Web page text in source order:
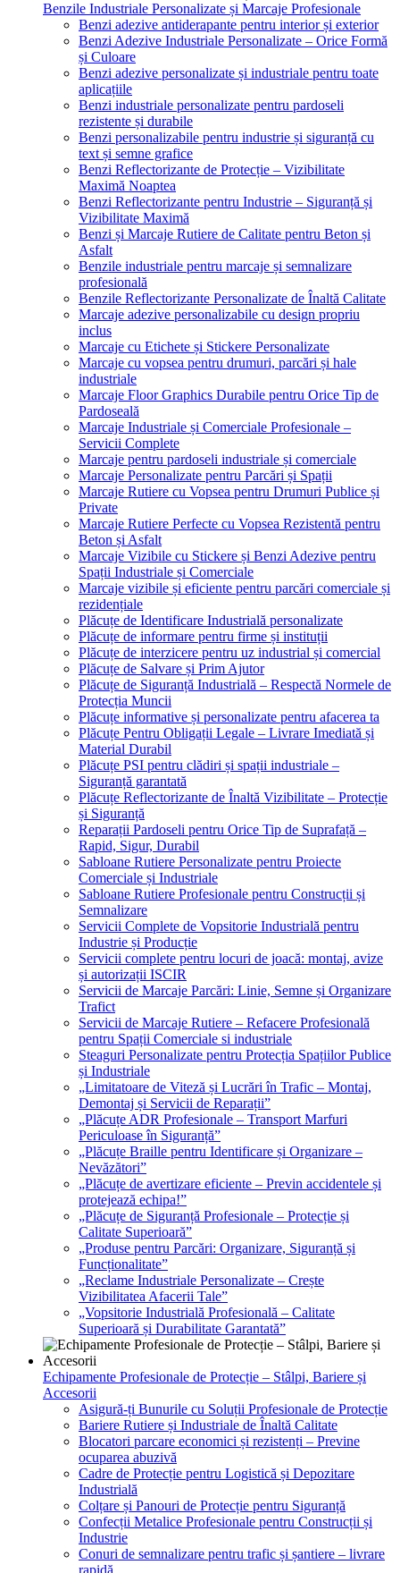
Benzile Industriale Personalizate și Marcaje Profesionale
Benzi adezive antiderapante pentru interior și exterior
Benzi Adezive Industriale Personalizate – Orice Formă
și Culoare
Benzi adezive personalizate și industriale pentru toate
aplicațiile
Benzi industriale personalizate pentru pardoseli
rezistente și durabile
Benzi personalizabile pentru industrie și siguranță cu
text și semne grafice
Benzi Reflectorizante de Protecție – Vizibilitate
Maximă Noaptea
Benzi Reflectorizante pentru Industrie – Siguranță și
Vizibilitate Maximă
Benzi și Marcaje Rutiere de Calitate pentru Beton și
Asfalt
Benzile industriale pentru marcaje și semnalizare
profesională
Benzile Reflectorizante Personalizate de Înaltă Calitate
Marcaje adezive personalizabile cu design propriu
inclus
Marcaje cu Etichete și Stickere Personalizate
Marcaje cu vopsea pentru drumuri, parcări și hale
industriale
Marcaje Floor Graphics Durabile pentru Orice Tip de
Pardoseală
Marcaje Industriale și Comerciale Profesionale –
Servicii Complete
Marcaje pentru pardoseli industriale și comerciale
Marcaje Personalizate pentru Parcări și Spații
Marcaje Rutiere cu Vopsea pentru Drumuri Publice și
Private
Marcaje Rutiere Perfecte cu Vopsea Rezistentă pentru
Beton și Asfalt
Marcaje Vizibile cu Stickere și Benzi Adezive pentru
Spații Industriale și Comerciale
Marcaje vizibile și eficiente pentru parcări comerciale și
rezidențiale
Plăcuțe de Identificare Industrială personalizate
Plăcuțe de informare pentru firme și instituții
Plăcuțe de interzicere pentru uz industrial și comercial
Plăcuțe de Salvare și Prim Ajutor
Plăcuțe de Siguranță Industrială – Respectă Normele de
Protecția Muncii
Plăcuțe informative și personalizate pentru afacerea ta
Plăcuțe Pentru Obligații Legale – Livrare Imediată și
Material Durabil
Plăcuțe PSI pentru clădiri și spații industriale –
Siguranță garantată
Plăcuțe Reflectorizante de Înaltă Vizibilitate – Protecție
și Siguranță
Reparații Pardoseli pentru Orice Tip de Suprafață –
Rapid, Sigur, Durabil
Sabloane Rutiere Personalizate pentru Proiecte
Comerciale și Industriale
Sabloane Rutiere Profesionale pentru Construcții și
Semnalizare
Servicii Complete de Vopsitorie Industrială pentru
Industrie și Producție
Servicii complete pentru locuri de joacă: montaj, avize
și autorizații ISCIR
Servicii de Marcaje Parcări: Linie, Semne și Organizare
Trafict
Servicii de Marcaje Rutiere – Refacere Profesională
pentru Spații Comerciale si industriale
Steaguri Personalizate pentru Protecția Spațiilor Publice
și Industriale
„Limitatoare de Viteză și Lucrări în Trafic – Montaj,
Demontaj și Servicii de Reparații”
„Plăcuțe ADR Profesionale – Transport Marfuri
Periculoase în Siguranță”
„Plăcuțe Braille pentru Identificare și Organizare –
Nevăzători”
„Plăcuțe de avertizare eficiente – Previn accidentele și
protejează echipa!”
„Plăcuțe de Siguranță Profesionale – Protecție și
Calitate Superioară”
„Produse pentru Parcări: Organizare, Siguranță și
Funcționalitate”
„Reclame Industriale Personalizate – Crește
Vizibilitatea Afacerii Tale”
„Vopsitorie Industrială Profesională – Calitate
Superioară și Durabilitate Garantată”
Echipamente Profesionale de Protecție – Stâlpi, Bariere și
Accesorii
Asigură-ți Bunurile cu Soluții Profesionale de Protecție
Bariere Rutiere și Industriale de Înaltă Calitate
Blocatori parcare economici și rezistenți – Previne
ocuparea abuzivă
Cadre de Protecție pentru Logistică și Depozitare
Industrială
Colțare și Panouri de Protecție pentru Siguranță
Confecții Metalice Profesionale pentru Construcții și
Industrie
Conuri de semnalizare pentru trafic și șantiere – livrare
rapidă